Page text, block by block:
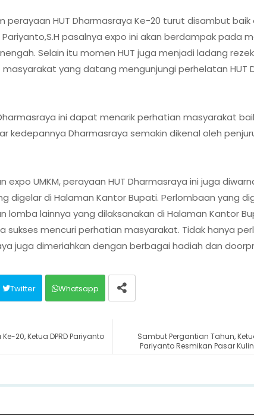
perayaan HUT Dharmasraya Ke-20 turut disambut baik
pasalnya expo ini akan berdampak pada
Selain itu momen HUT juga menjadi ladang
yang datang mengunjungi perhelatan HUT
ini dapat menarik perhatian masyarakat
kedepannya Dharmasraya semakin dikenal oleh
expo UMKM, perayaan HUT Dharmasraya ini juga
digelar di Halaman Kantor Bupati. Perlombaan yang
lomba lainnya yang dilaksanakan di Halaman Kantor
sukses mencuri perhatian masyarakat. Tidak hanya
juga dimeriahkan dengan berbagai hadiah dan
Twitter Whatsapp
Sambut Pergantian Tahun,
Pariyanto Resmikan Pasar
20, Ketua DPRD Pariyanto